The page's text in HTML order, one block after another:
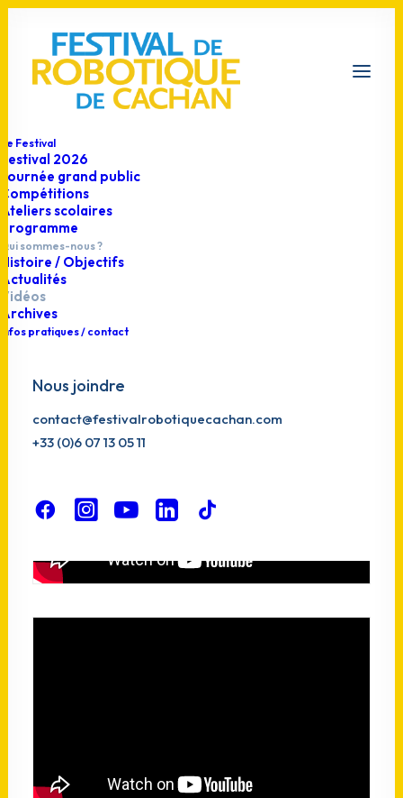
Le Festival
Festival 2026
Journée grand public
Compétitions
Ateliers scolaires
Programme
Qui sommes-nous ?
Histoire / Objectifs
Actualités
Vidéos
Archives
Infos pratiques / contact
Nous joindre
contact@festivalrobotiquecachan.com
+33 (0)6 07 13 05 11
Les vidéos du
festival